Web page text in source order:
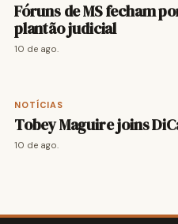
Fóruns de MS fecham
plantão judicial
10 de ago.
NOTÍCIAS
Tobey Maguire joins
10 de ago.